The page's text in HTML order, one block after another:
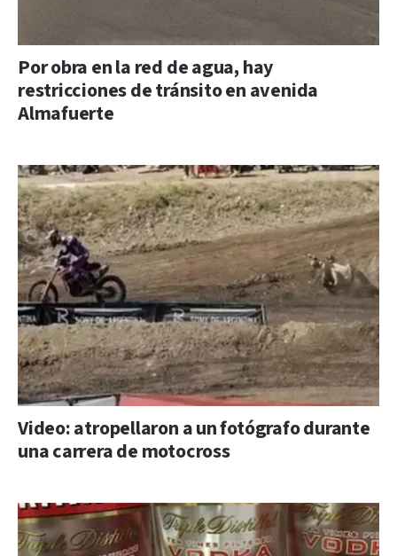
Por obra en la red de agua, hay
restricciones de tránsito en avenida
Almafuerte
Video: atropellaron a un fotógrafo durante
una carrera de motocross